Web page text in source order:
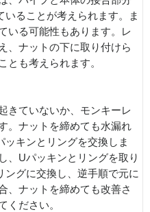
ることが考えられます。ま
いる可能性もあります。レ
、ナットの下に取り付けら
とも考えられます。
きていないか、モンキーレ
。ナットを締めても水漏れ
ッキンとリングを交換しま
、Uパッキンとリングを取り
グに交換し、逆手順で元に
、ナットを締めても改善さ
ください。